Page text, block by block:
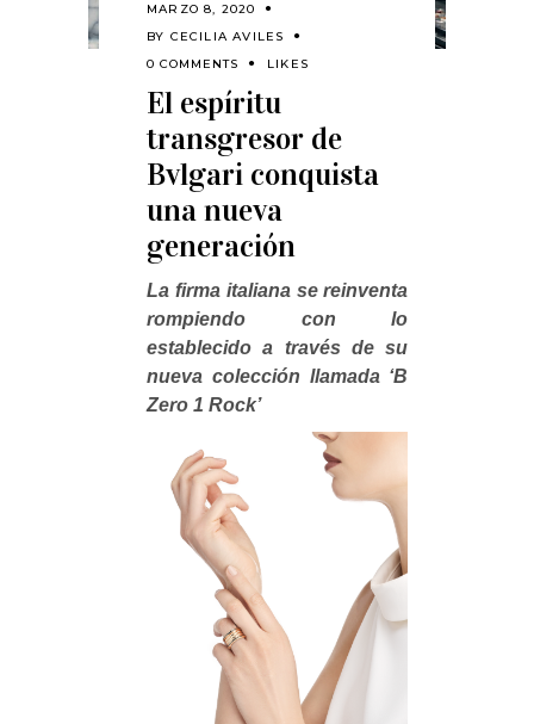
MARZO 8, 2020
BY CECILIA AVILES
0 COMMENTS
LIKES
El espíritu
transgresor de
Bvlgari conquista
una nueva
generación
La firma italiana se reinventa
rompiendo con lo
establecido a través de su
nueva colección llamada ‘B
Zero 1 Rock’